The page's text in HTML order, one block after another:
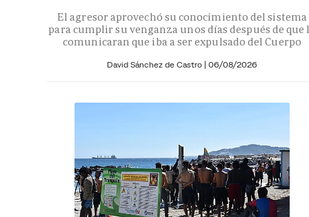
El agresor aprovechó su conocimiento del sistema
para cumplir su venganza unos días después de que
comunicaran que iba a ser expulsado del Cuerpo
David Sánchez de Castro | 06/08/2026